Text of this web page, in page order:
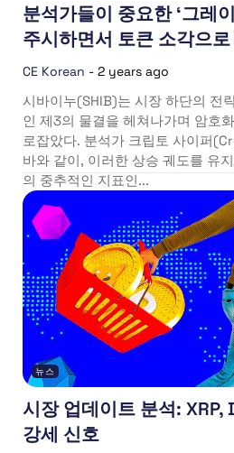
분석가들이 중요한 ‘그레
주시하면서 토큰 소각으로
CE Korean - 2 years ago
시바이누(SHIB)는 시장 하단의 전
인 제3의 물결을 헤쳐나가며 암호
로잡았다. 분석가 크립토 사이퍼
바와 같이, 이러한 상승 궤도를 유
의 중추적인 지표인...
뉴스
시장 업데이트 분석: XRP,
강세 신호